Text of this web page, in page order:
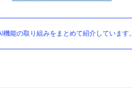
能の取り組みをまとめて紹介しています。